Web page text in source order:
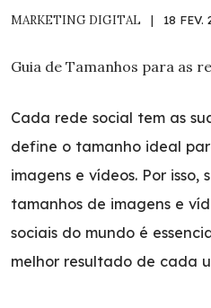
MARKETING DIGITAL | 18 FEV.
Guia de Tamanhos para as
Cada rede social tem as
define o tamanho ideal
imagens e vídeos. Por isso,
tamanhos de imagens e
sociais do mundo é
melhor resultado de cada